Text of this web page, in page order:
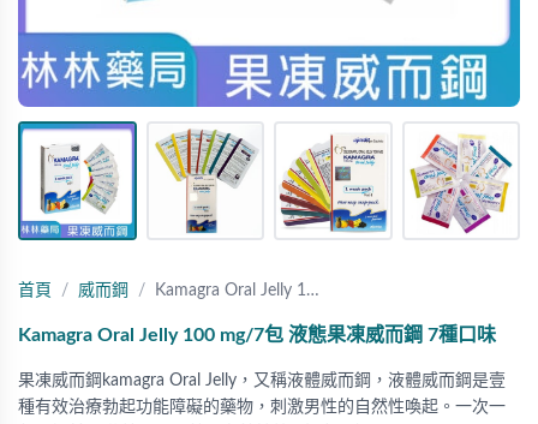
首頁 威而鋼 Kamagra Oral Jelly 1…
Kamagra Oral Jelly 100 mg/7包 液態果凍威而鋼 7種口味
果凍威而鋼kamagra Oral Jelly，又稱液體威而鋼，液體威而鋼是壹
種有效治療勃起功能障礙的藥物，刺激男性的自然性喚起。一次一